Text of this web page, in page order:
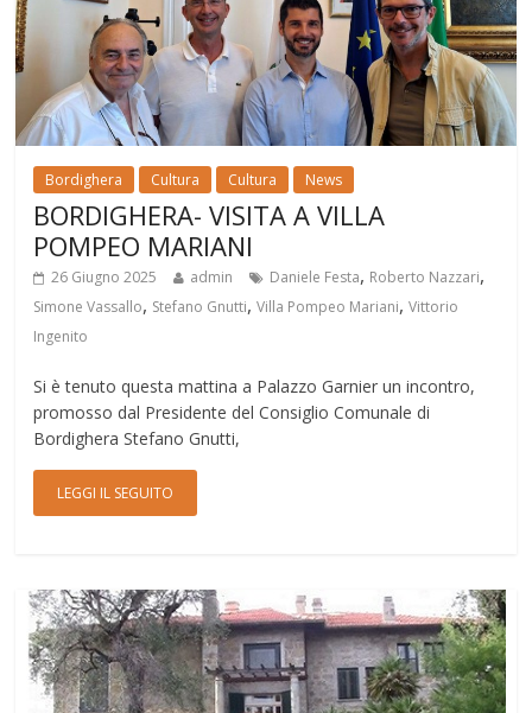
Bordighera Cultura Cultura News
BORDIGHERA- VISITA A VILLA
POMPEO MARIANI
26 Giugno 2025 admin Daniele Festa, Roberto Nazzari,
Simone Vassallo, Stefano Gnutti,Villa Pompeo Mariani,Vittorio
Ingenito
Si è tenuto questa mattina a Palazzo Garnier un incontro,
promosso dal Presidente del Consiglio Comunale di
Bordighera Stefano Gnutti,
LEGGI IL SEGUITO